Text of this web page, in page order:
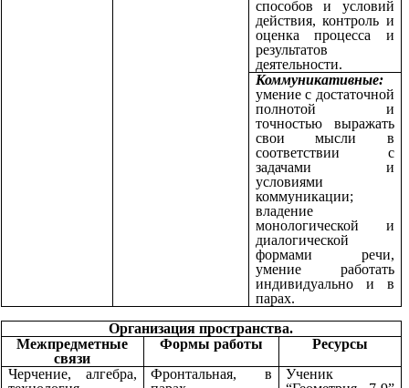
способов и условий
действия, контроль и
оценка процесса и
результатов
деятельности.
Коммуникативные:
умение с достаточной
полнотой и
точностью выражать
свои мысли в
соответствии с
задачами и
условиями
коммуникации;
владение
монологической и
диалогической
формами речи,
умение работать
индивидуально и в
парах.
Организация пространства.
Межпредметные
связи
Формы работы
Ресурсы
Черчение, алгебра,
Фронтальная, в
Ученик